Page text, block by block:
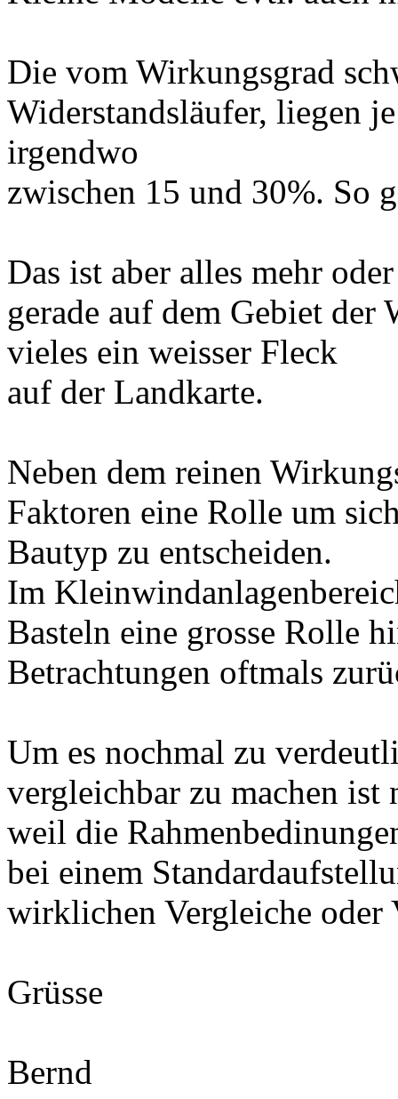
Die vom Wirkungsgrad
Widerstandsläufer, liegen
irgendwo
zwischen 15 und 30%. So
Das ist aber alles mehr
gerade auf dem Gebiet der
vieles ein weisser Fleck
auf der Landkarte.
Neben dem reinen
Faktoren eine Rolle um
Bautyp zu entscheiden.
Im
Basteln eine grosse Rolle
Betrachtungen oftmals
Um es nochmal zu
vergleichbar zu machen
weil die
bei einem
wirklichen Vergleiche oder
Grüsse
Bernd